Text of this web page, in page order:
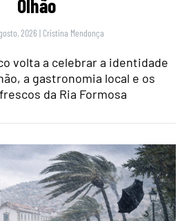
Olhão
2026 | Cristina Mendonça
volta a celebrar a identidade
a gastronomia local e os
da Ria Formosa